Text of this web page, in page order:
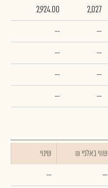
2,027
2,924.00
--
--
--
--
--
--
--
--
₪ שווי באלפי
שינוי
--
--